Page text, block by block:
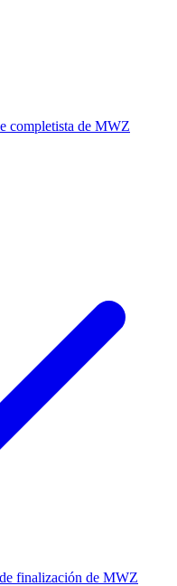
completista de MWZ
finalización de MWZ